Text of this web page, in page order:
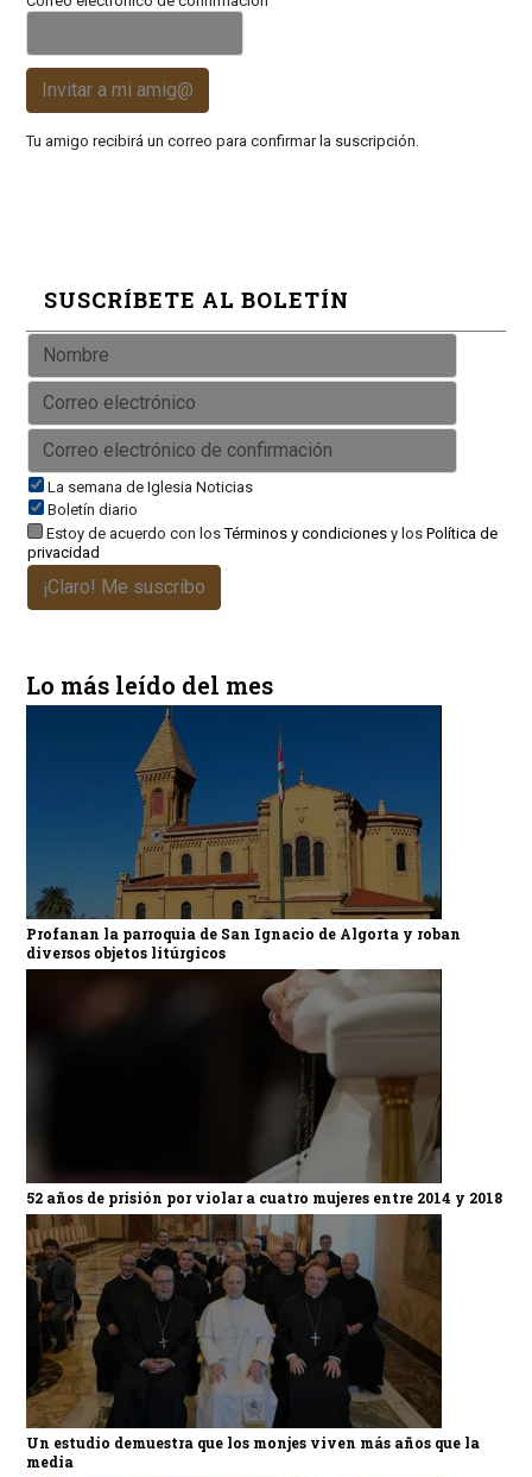
Invitar a mi amig@
Tu amigo recibirá un correo para confirmar la suscripción.
SUSCRÍBETE AL BOLETÍN
La semana de Iglesia Noticias
Boletín diario
Estoy de acuerdo con losTérminos y condicionesy los Política de
privacidad
¡Claro! Me suscribo
Lo más leído del mes
Profanan la parroquia de San Ignacio de Algorta y roban
diversos objetos litúrgicos
52 años de prisión por violar a cuatro mujeres entre 2014 y 2018
Un estudio demuestra que los monjes viven más años que la
media